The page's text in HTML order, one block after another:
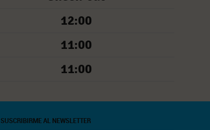
12:00
11:00
11:00
SUSCRIBIRME AL NEWSLETTER